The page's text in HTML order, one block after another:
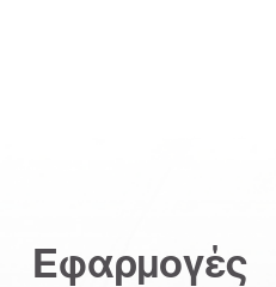
Εφαρμογές